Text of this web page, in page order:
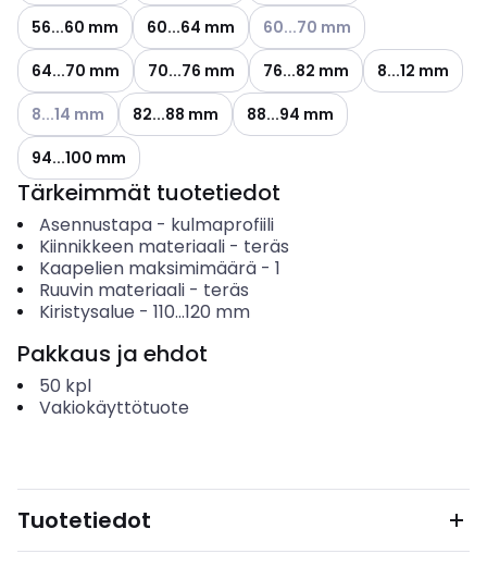
56...60 mm
60...64 mm Katso käytettävissä olevat
60...70 mm
64...70 mm
70...76 mm 76...82 mm
8...12 mm
Katso käytettävissä olevat vaihtoehdot
8...14 mm 82...88 mm
88...94 mm
94...100 mm
Tärkeimmät tuotetiedot
Asennustapa- kulmaprofiili
Kiinnikkeen materiaali- teräs
Kaapelien maksimimäärä- 1
Ruuvin materiaali- teräs
Kiristysalue - 110...120 mm
Pakkaus ja ehdot
50 kpl
Vakiokäyttötuote
Tuotetiedot